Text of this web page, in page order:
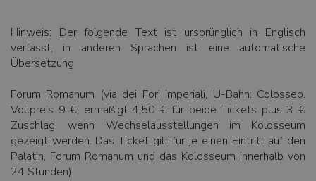
Hinweis: Der folgende Text ist ursprünglich in Englisch
verfasst, in anderen Sprachen ist eine automatische
Übersetzung
Forum Romanum (via dei Fori Imperiali, U-Bahn: Colosseo.
Vollpreis 9 €, ermäßigt 4,50 € für beide Tickets plus 3 €
Zuschlag, wenn Wechselausstellungen im Kolosseum
gezeigt werden. Das Ticket gilt für je einen Eintritt auf den
Palatin, Forum Romanum und das Kolosseum innerhalb von
24 Stunden).